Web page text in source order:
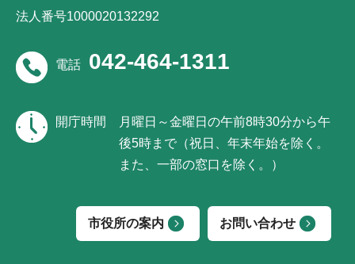
法人番号1000020132292
電話 042-464-1311
開庁時間
月曜日～金曜日の午前8時30分から午
後5時まで（祝日、年末年始を除く。
また、一部の窓口を除く。）
市役所の案内 お問い合わせ